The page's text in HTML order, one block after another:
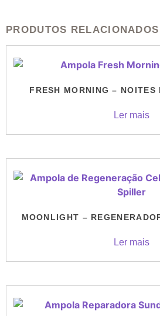
PRODUTOS RELACIONADOS
FRESH MORNING – NOITES
Ler mais
MOONLIGHT –
Ler mais